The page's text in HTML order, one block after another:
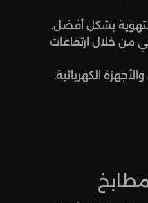
بشكل أفضل.
من خلال ارتفاعات
الكهربائية.